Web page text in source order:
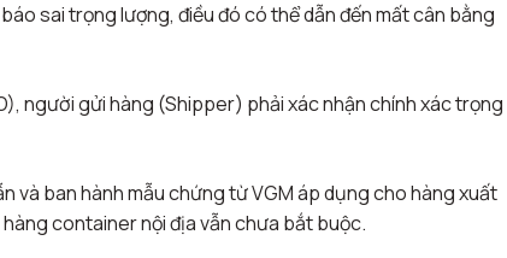
sai trọng lượng, điều đó có thể dẫn đến mất cân bằng
người gửi hàng (Shipper) phải xác nhận chính xác trọng
và ban hành mẫu chứng từ VGM áp dụng cho hàng xuất
container nội địa vẫn chưa bắt buộc.